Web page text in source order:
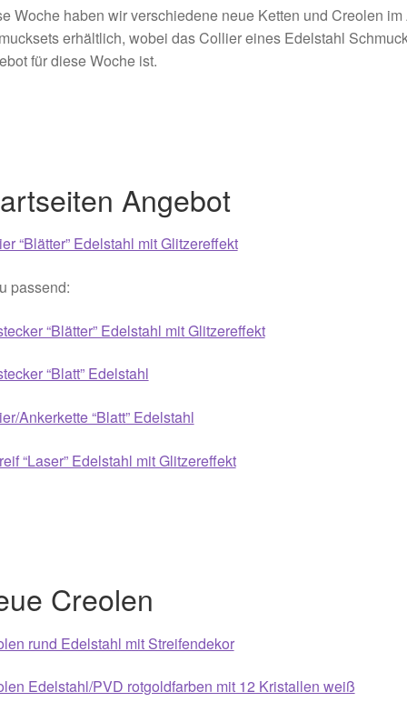
Kasse Liefer- und Versandkosten
und Festliches zu Halloween
finden für Ostern 2018
Geschenke
2016Weihnachtsangebote 2017
2020 Weihnachtsangebote 2021
Woche haben wir verschiedene neue Ketten und Creolen
erhältlich, wobei das Collier eines Edelstahl
für diese Woche ist.
Angebot
“Blätter” Edelstahl mit Glitzereffekt
passend:
“Blätter” Edelstahl mit Glitzereffekt
“Blatt” Edelstahl
Ankerkette “Blatt” Edelstahl
“Laser” Edelstahl mit Glitzereffekt
Creolen
rund Edelstahl mit Streifendekor
Edelstahl/PVD rotgoldfarben mit 12 Kristallen weiß